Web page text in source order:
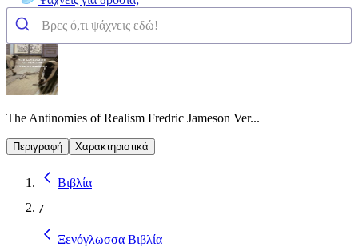
The Antinomies of Realism Fredric Jameson Ver...
Περιγραφή Χαρακτηριστικά
Βιβλία
/
Ξενόγλωσσα Βιβλία